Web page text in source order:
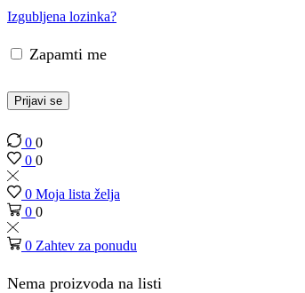
Izgubljena lozinka?
Zapamti me
Prijavi se
0 0
0 0
0 Moja lista želja
0 0
0 Zahtev za ponudu
Nema proizvoda na listi